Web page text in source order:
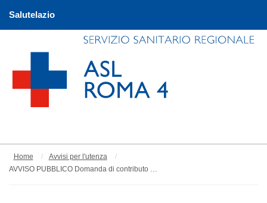
Salutelazio
Home
Avvisi per l'utenza
AVVISO PUBBLICO Domanda di contributo primo avviso anno 2026 “Contributi ai cittadini sottoposti a terapia oncologica per l’acquisto della parrucca (DGR 761/2021) Scadenza 28 Febbraio 2026